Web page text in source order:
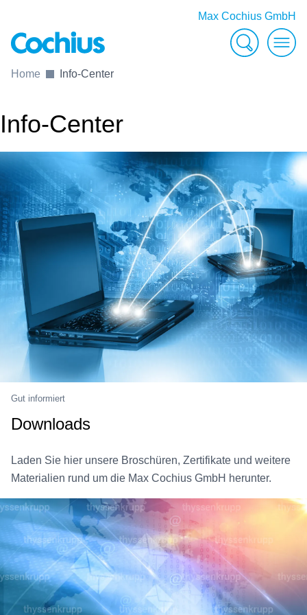
Max Cochius GmbH
Suche
Home Info-Center
Info-Center
Gut informiert
Downloads
Laden Sie hier unsere Broschüren, Zertifikate und weitere
Materialien rund um die Max Cochius GmbH herunter.